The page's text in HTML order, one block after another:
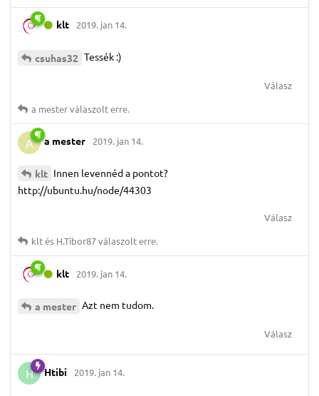
klt 2019. jan 14.
csuhas32 Tessék :)
Válasz
a mesterválaszolt erre.
A a mester 2019. jan 14.
klt Innen levennéd a pontot?
http://ubuntu.hu/node/44303
Válasz
kltés H.​Tibor87válaszolt erre.
klt 2019. jan 14.
a mester Azt nem tudom.
Válasz
H Htibi 2019. jan 14.